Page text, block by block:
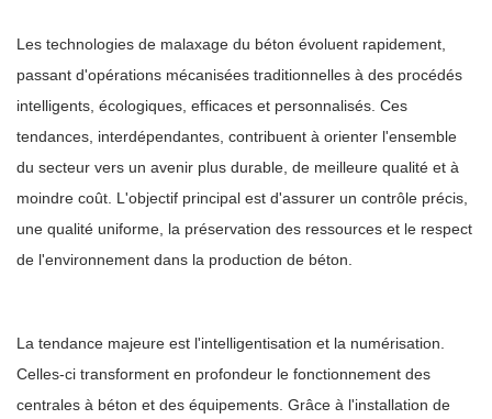
Les technologies de malaxage du béton évoluent rapidement,
passant d'opérations mécanisées traditionnelles à des procédés
intelligents, écologiques, efficaces et personnalisés. Ces
tendances, interdépendantes, contribuent à orienter l'ensemble
du secteur vers un avenir plus durable, de meilleure qualité et à
moindre coût. L'objectif principal est d'assurer un contrôle précis,
une qualité uniforme, la préservation des ressources et le respect
de l'environnement dans la production de béton.
La tendance majeure est l'intelligentisation et la numérisation.
Celles-ci transforment en profondeur le fonctionnement des
centrales à béton et des équipements. Grâce à l'installation de